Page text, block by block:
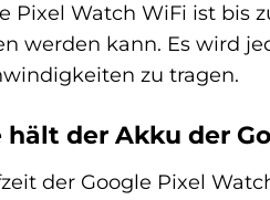
Pixel Watch WiFi ist bis
werden kann. Es wird
zu tragen.
der Akku der
der Google Pixel